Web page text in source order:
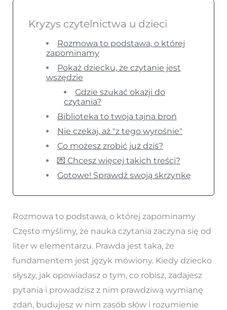
Kryzys czytelnictwa u dzieci
Rozmowa to podstawa, o której
zapominamy
Pokaż dziecku, że czytanie jest
wszędzie
Gdzie szukać okazji do
czytania?
Biblioteka to twoja tajna broń
Nie czekaj, aż "z tego wyrośnie"
Co możesz zrobić już dziś?
💌 Chcesz więcej takich treści?
Gotowe! Sprawdź swoją skrzynkę
Rozmowa to podstawa, o której zapominamy
Często myślimy, że nauka czytania zaczyna się od
liter w elementarzu. Prawda jest taka, że
fundamentem jest język mówiony. Kiedy dziecko
słyszy, jak opowiadasz o tym, co robisz, zadajesz
pytania i prowadzisz z nim prawdziwą wymianę
zdań, budujesz w nim zasób słów i rozumienie